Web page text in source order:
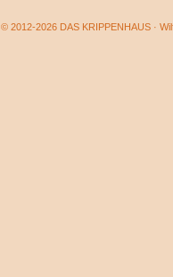
© 2012-2026 DAS KRIPPENHAUS ·